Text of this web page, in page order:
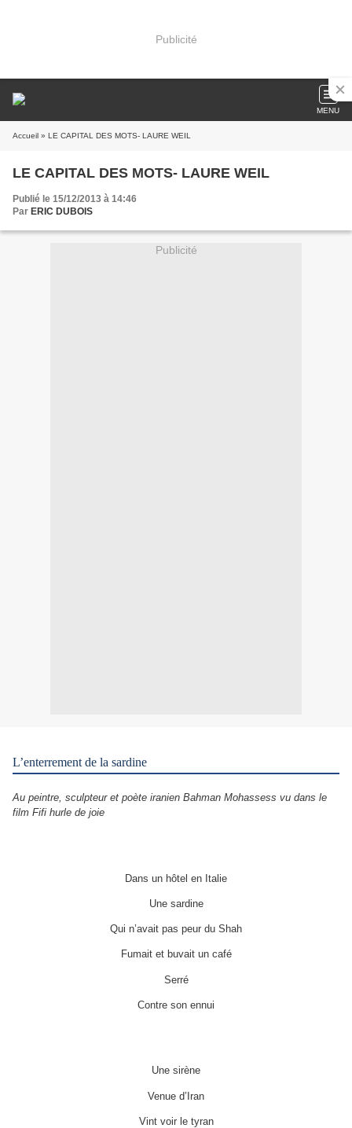
Publicité
MENU
Accueil » LE CAPITAL DES MOTS- LAURE WEIL
LE CAPITAL DES MOTS- LAURE WEIL
Publié le 15/12/2013 à 14:46
Par ERIC DUBOIS
Publicité
L’enterrement de la sardine
Au peintre, sculpteur et poète iranien Bahman Mohassess vu dans le
film Fifi hurle de joie
Dans un hôtel en Italie
Une sardine
Qui n’avait pas peur du Shah
Fumait et buvait un café
Serré
Contre son ennui
Une sirène
Venue d’Iran
Vint voir le tyran